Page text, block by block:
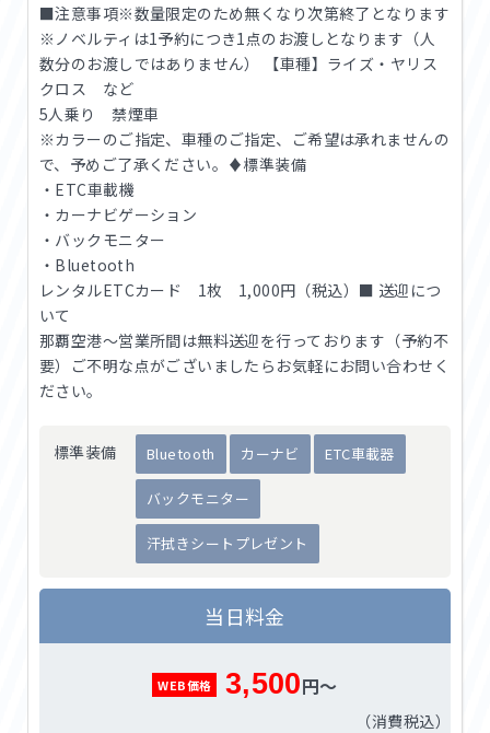
■注意事項※数量限定のため無くなり次第終了となります
※ノベルティは1予約につき1点のお渡しとなります（人
数分のお渡しではありません） 【車種】ライズ・ヤリス
クロス など
5人乗り 禁煙車
※カラーのご指定、車種のご指定、ご希望は承れませんの
で、予めご了承ください。♦標準装備
・ETC車載機
・カーナビゲーション
・バックモニター
・Bluetooth
レンタルETCカード 1枚 1,000円（税込）■ 送迎につ
いて
那覇空港〜営業所間は無料送迎を行っております（予約不
要）ご不明な点がございましたらお気軽にお問い合わせく
ださい。
標準装備 Bluetooth カーナビ ETC車載器
バックモニター
汗拭きシートプレゼント
当日料金
WEB価格 3,500円～
（消費税込）